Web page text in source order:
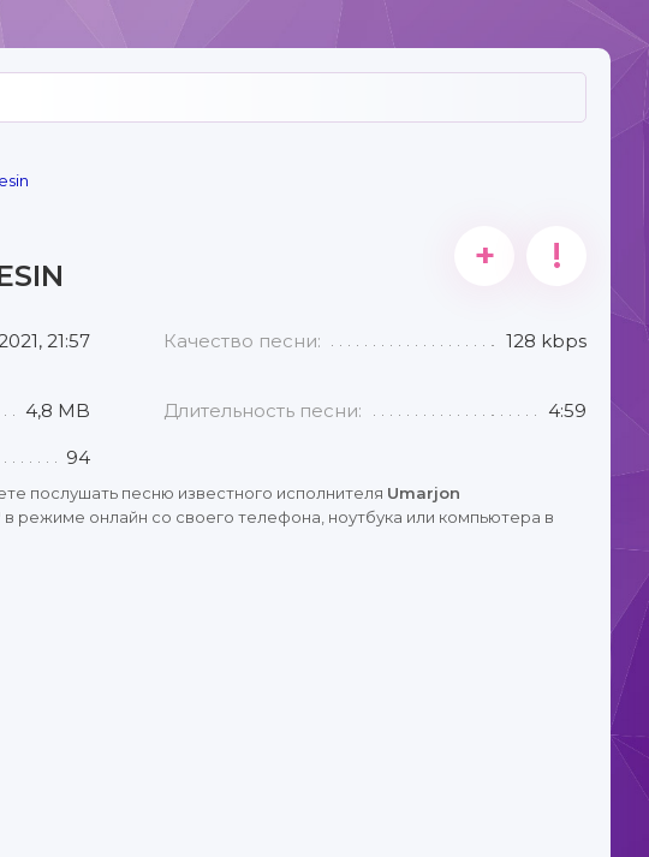
+ !
21:57 Качество песни: 128 kbps
4,8 MB Длительность песни: 4:59
94
послушать песню известного исполнителя Umarjon
в режиме онлайн со своего телефона, ноутбука или компьютера в